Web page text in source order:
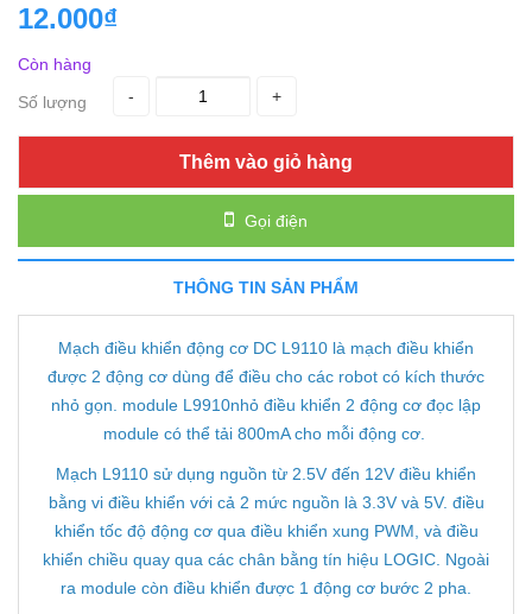
12.000₫
Còn hàng
Số lượng
- +
Thêm vào giỏ hàng
Gọi điện
THÔNG TIN SẢN PHẨM
Mạch điều khiển động cơ DC L9110 là mạch điều khiển
được 2 động cơ dùng để điều cho các robot có kích thước
nhỏ gọn. module L9910nhỏ điều khiển 2 động cơ đọc lập
module có thể tải 800mA cho mỗi động cơ.
Mạch L9110 sử dụng nguồn từ 2.5V đến 12V điều khiển
bằng vi điều khiển với cả 2 mức nguồn là 3.3V và 5V. điều
khiển tốc độ động cơ qua điều khiển xung PWM, và điều
khiển chiều quay qua các chân bằng tín hiệu LOGIC. Ngoài
ra module còn điều khiển được 1 động cơ bước 2 pha.